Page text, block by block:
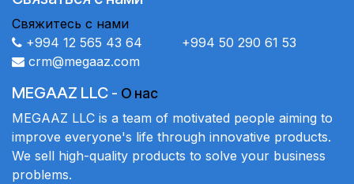
Свяжитесь с нами
+994 12 565 43 64 +994 50 290 61 53
crm@megaaz.com
MEGAAZ LLC - О нас
MEGAAZ LLC is a team of motivated people aiming to
improve everyone's life through innovative products.
We sell high-quality products to solve your business
problems.